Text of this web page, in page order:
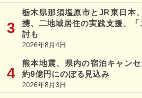
栃木県那須塩原市とJR東日本
携、二地域居住の実践支援、
討も
2026年8月4日
熊本地震、県内の宿泊キャンセ
約9億円にのぼる見込み
2026年8月3日